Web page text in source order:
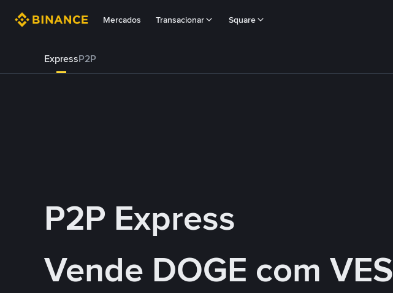
Mercados Transacionar Square
ExpressP2P
P2P Express
Vende DOGE com VES